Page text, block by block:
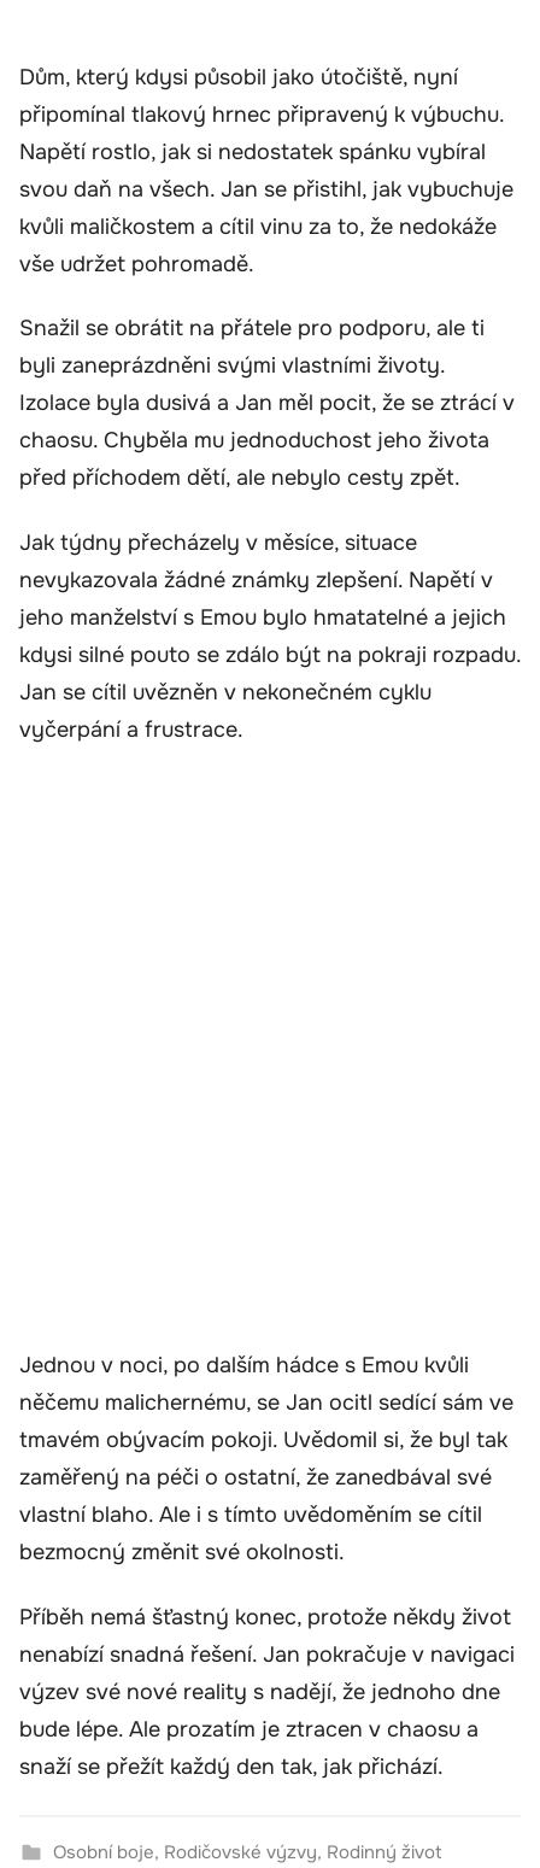
Dům, který kdysi působil jako útočiště, nyní
připomínal tlakový hrnec připravený k výbuchu.
Napětí rostlo, jak si nedostatek spánku vybíral
svou daň na všech. Jan se přistihl, jak vybuchuje
kvůli maličkostem a cítil vinu za to, že nedokáže
vše udržet pohromadě.
Snažil se obrátit na přátele pro podporu, ale ti
byli zaneprázdněni svými vlastními životy.
Izolace byla dusivá a Jan měl pocit, že se ztrácí v
chaosu. Chyběla mu jednoduchost jeho života
před příchodem dětí, ale nebylo cesty zpět.
Jak týdny přecházely v měsíce, situace
nevykazovala žádné známky zlepšení. Napětí v
jeho manželství s Emou bylo hmatatelné a jejich
kdysi silné pouto se zdálo být na pokraji rozpadu.
Jan se cítil uvězněn v nekonečném cyklu
vyčerpání a frustrace.
Jednou v noci, po dalším hádce s Emou kvůli
něčemu malichernému, se Jan ocitl sedící sám ve
tmavém obývacím pokoji. Uvědomil si, že byl tak
zaměřený na péči o ostatní, že zanedbával své
vlastní blaho. Ale i s tímto uvědoměním se cítil
bezmocný změnit své okolnosti.
Příběh nemá šťastný konec, protože někdy život
nenabízí snadná řešení. Jan pokračuje v navigaci
výzev své nové reality s nadějí, že jednoho dne
bude lépe. Ale prozatím je ztracen v chaosu a
snaží se přežít každý den tak, jak přichází.
Osobní boje, Rodičovské výzvy, Rodinný život